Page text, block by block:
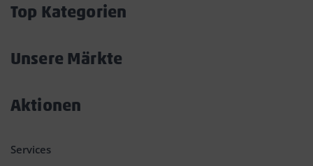
Top Kategorien
Unsere Märkte
Aktionen
Services